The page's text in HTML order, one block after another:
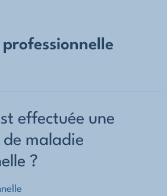
effectuée une
maladie
?